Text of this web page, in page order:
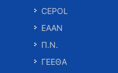
CEPOL
ΕΑΑΝ
Π.Ν.
ΓΕΕΘΑ